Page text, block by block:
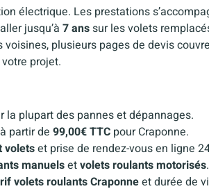
électrique. Les prestations
jusqu’à 7 anssur les volets
plusieurs pages de devis
projet.
la plupart des pannes et dépannages.
partir de 99,00€ TTC pour Craponne.
voletset prise de rendez-vous en ligne
manuelsetvolets roulants motorisés.
volets roulants Craponneet durée de